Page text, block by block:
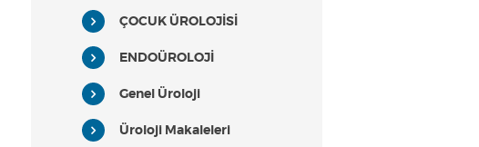
ÇOCUK ÜROLOJİSİ
ENDOÜROLOJİ
Genel Üroloji
Üroloji Makaleleri